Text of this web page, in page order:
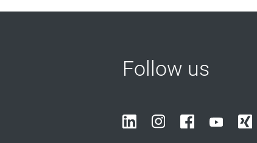
Follow us